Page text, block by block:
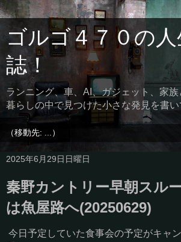
ゴルゴ４７０の人
誌！
ランニング、車、AI、ガジェット、家
暮らしの中で見つけた小さな発見を書い
2025年6月29日日曜日
秦野カントリー早朝スル
は魚屋路へ(20250629)
今日予定していた食事会の予定がキャ